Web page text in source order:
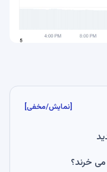
[نمایش/مخفی]
می خرند؟